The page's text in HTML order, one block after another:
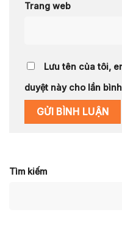
Trang web
Lưu tên của tôi,
duyệt này cho lần
Tìm kiếm